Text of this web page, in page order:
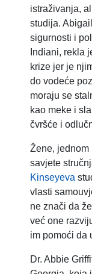
istraživanja,
studija.
sigurnosti i
Indiani, rekla
krize jer je
do vodeće
moraju se
kao meke i
čvršće i
Žene, jednom
savjete
Kinseyeva
vlasti
ne znači da
već one
im pomoći da
Dr. Abbie